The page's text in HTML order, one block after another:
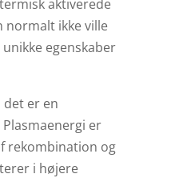
aktiverede
ikke ville
egenskaber
er en
er
rekombination og
i højere